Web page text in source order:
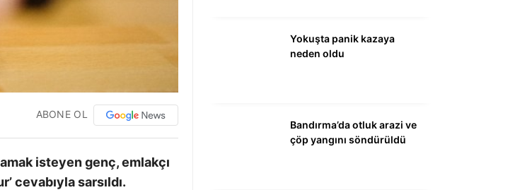
EĞİTİM
ABONE OL
isteyen genç, emlakçı
cevabıyla sarsıldı.
Yokuşta panik kazaya
neden oldu
Bandırma’da otluk arazi ve
çöp yangını söndürüldü